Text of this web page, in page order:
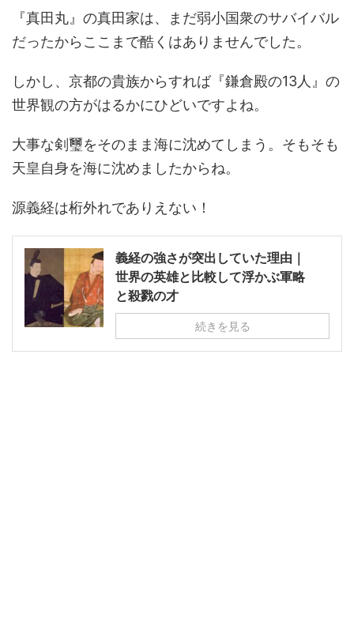
『真田丸』の真田家は、まだ弱小国衆のサバイバル
だったからここまで酷くはありませんでした。
しかし、京都の貴族からすれば『鎌倉殿の13人』の
世界観の方がはるかにひどいですよね。
大事な剣璽をそのまま海に沈めてしまう。そもそも
天皇自身を海に沈めましたからね。
源義経は桁外れでありえない！
義経の強さが突出していた理由｜
世界の英雄と比較して浮かぶ軍略
と殺戮の才
続きを見る